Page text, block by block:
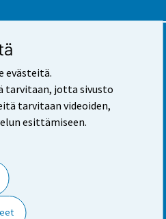
evästeitä.
tarvitaan, jotta sivusto
tarvitaan videoiden,
esittämiseen.